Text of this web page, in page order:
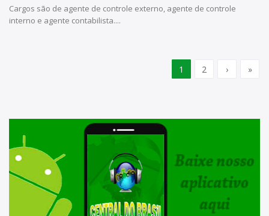
Cargos são de agente de controle externo, agente de controle
interno e agente contabilista....
1 2 › »